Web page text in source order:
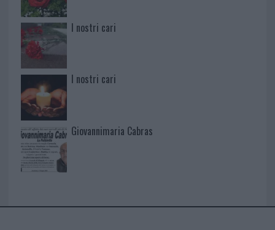
I nostri cari
I nostri cari
Giovannimaria Cabras